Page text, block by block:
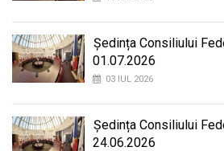
Ședința Consiliului
01.07.2026
03 IUL 2026
Ședința Consiliului
24.06.2026